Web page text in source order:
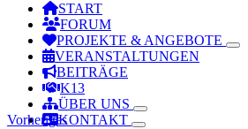
START
FORUM
PROJEKTE & ANGEBOTE
VERANSTALTUNGEN
BEITRÄGE
K13
ÜBER UNS
KONTAKT
Vorheriges